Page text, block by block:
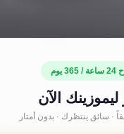
365 يوم
ليموزينك الآن
· سائق ينتظرك · بدون أمتار